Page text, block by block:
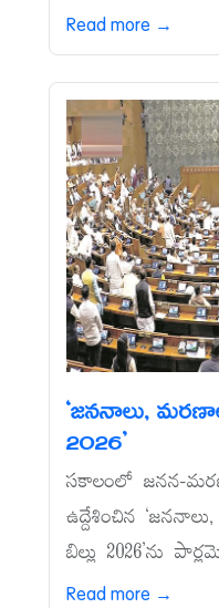
Read more →
‘జననాలు,
2026’
సకాలంలో జనన-
ఉద్దేశించిన
బిల్లు 2026’ను
Read more →